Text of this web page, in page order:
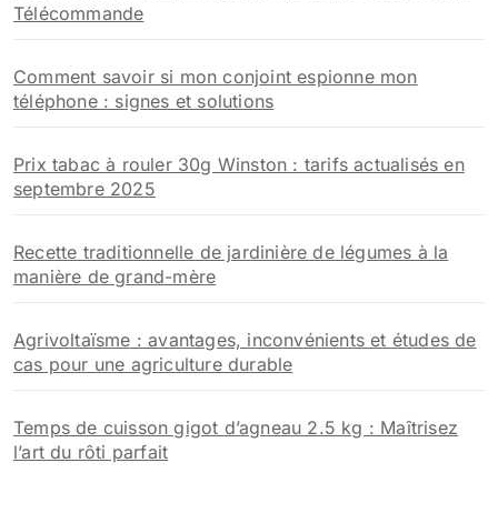
Télécommande
Comment savoir si mon conjoint espionne mon
téléphone : signes et solutions
Prix tabac à rouler 30g Winston : tarifs actualisés en
septembre 2025
Recette traditionnelle de jardinière de légumes à la
manière de grand-mère
Agrivoltaïsme : avantages, inconvénients et études de
cas pour une agriculture durable
Temps de cuisson gigot d’agneau 2.5 kg : Maîtrisez
l’art du rôti parfait